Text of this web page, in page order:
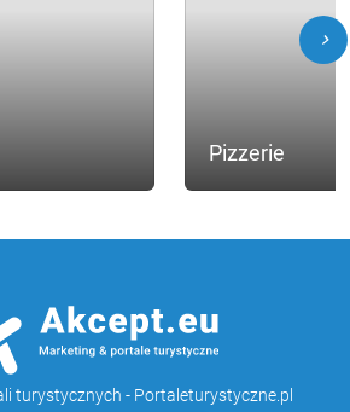
Pizzerie
chevron_right
turystycznych - Portaleturystyczne.pl